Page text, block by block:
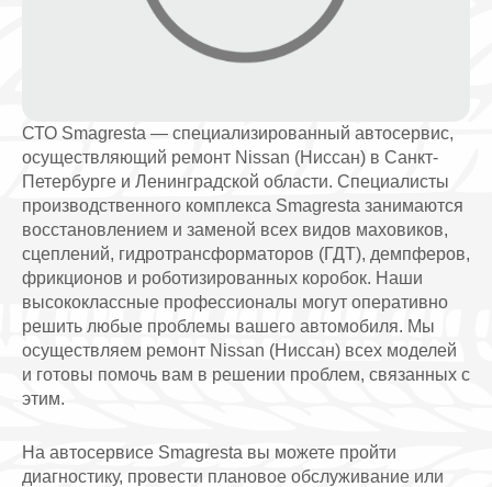
СТО Smagresta — специализированный автосервис,
осуществляющий ремонт Nissan (Ниссан) в Санкт-
Петербурге и Ленинградской области. Специалисты
производственного комплекса Smagresta занимаются
восстановлением и заменой всех видов маховиков,
сцеплений, гидротрансформаторов (ГДТ), демпферов,
фрикционов и роботизированных коробок. Наши
высококлассные профессионалы могут оперативно
решить любые проблемы вашего автомобиля. Мы
осуществляем ремонт Nissan (Ниссан) всех моделей
и готовы помочь вам в решении проблем, связанных с
этим.
На автосервисе Smagresta вы можете пройти
диагностику, провести плановое обслуживание или